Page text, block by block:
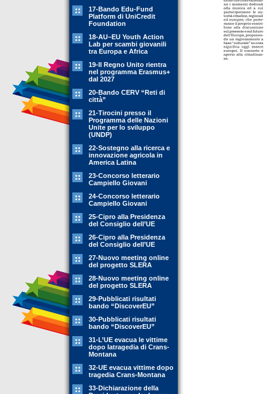
17-Bando Edu-Fund
Platform di UniCredit
Foundation
18-AU–EU Youth Action
Lab per scambi giovanili
tra Europa e Africa
19-Il Regno Unito rientra
nel programma Erasmus+
dal 2027
20-Bando CERV “Reti di
città”
21-Tirocini presso il
Programma delle Nazioni
Unite per lo sviluppo
(UNDP)
22-Sostegno alla ricerca e
innovazione agricola in
America Latina
23-Concorso letterario
Campiello Giovani
24-Concorso letterario
Campiello Giovani
25-Cipro alla Presidenza
del Consiglio dell’UE
26-Cipro alla Presidenza
del Consiglio dell’UE
27-Nuovo meeting online
del progetto SLERA
28-Nuovo meeting online
del progetto SLERA
29-Pubblicati risultati
bando “DiscoverEU”
30-Pubblicati risultati
bando “DiscoverEU”
31-L’UE evacua le vittime
dopo latragedia di Crans-
Montana
32-UE evacua vittime dopo
tragedia Crans-Montana
33-Dichiarazione della